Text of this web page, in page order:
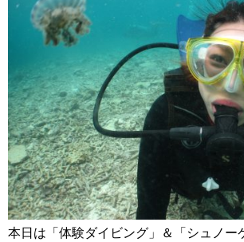
本日は「体験ダイビング」＆「シュノー